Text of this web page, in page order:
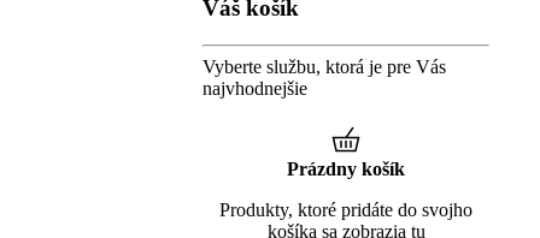
Váš košík
Vyberte službu, ktorá je pre Vás
najvhodnejšie
Prázdny košík
Produkty, ktoré pridáte do svojho
košíka sa zobrazia tu